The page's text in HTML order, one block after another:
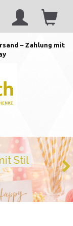
– Zahlung mit
Stil